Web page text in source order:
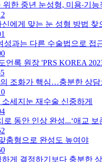
한 중년 눈성형, 미용‧기
에게 맞는 눈 성형 방법 찾
성과는 다른 수술법으로 접
언록 원장 'PRS KOREA
조화가 핵심…충분한 상
세지눈 재수술 신중하게
동안 인상 완성...‘애교 보
춤형으로 완성도 높여야
게 결정하기보다 충분한